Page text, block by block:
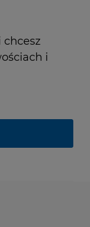
chcesz
i